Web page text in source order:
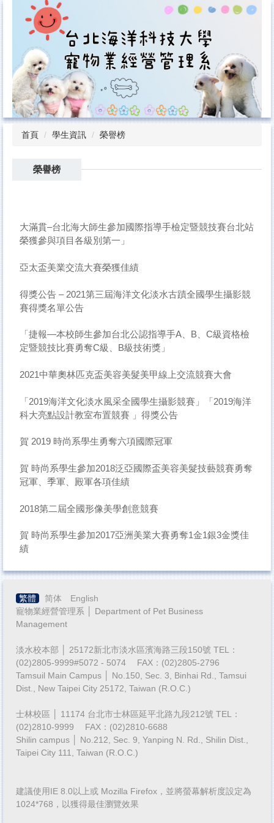
容
區
首頁 學生資訊 榮譽榜
榮譽榜
大滿貫–台北海大師生參加國際指導手檢定暨競技賽台北站
榮獲參與項目各級別第一」
亞太盃美業交流大賽榮獲佳績
得獎公告 – 2021第三屆海洋文化淡水古蹟全國學生攝影競
賽得獎名單公告
「捷報—本校師生參加台北公認指導手A、B、C級資格檢
定暨競技比賽勇奪C級、B級技術獎」
2021中華奧林匹克盃美容美髮美甲線上交流競賽大會
「2019海洋文化淡水風采全國學生攝影競賽」「2019海洋
科大亮點設計教室布置競賽 」得獎公告
賀 2019 時尚系學生勇奪六項國際冠軍
賀 時尚系學生參加2018泛亞國際盃美容美髮技藝競賽勇奪
冠軍、季軍、殿軍各項佳績
2018第二屆全國形像美學創意競賽
賀 時尚系學生參加2017亞洲美業大賽勇奪1金1銀3金獎佳
績
繁體 简体
English
寵物業經營管理系 │ Department of Pet Business
Management
淡水校本部 │ 25172新北市淡水區濱海路三段150號 TEL：
(02)2805-9999#5072 - 5074 FAX：(02)2805-2796
Tamsuil Main Campus │ No.150, Sec. 3, Binhai Rd., Tamsui
Dist., New Taipei City 25172, Taiwan (R.O.C.)
士林校區 │ 11174 台北市士林區延平北路九段212號 TEL：
(02)2810-9999 FAX：(02)2810-6688
Shilin campus │ No.212, Sec. 9, Yanping N. Rd., Shilin Dist.,
Taipei City 111, Taiwan (R.O.C.)
建議使用IE 8.0以上或 Mozilla Firefox，並將螢幕解析度設定為
1024*768，以獲得最佳瀏覽效果